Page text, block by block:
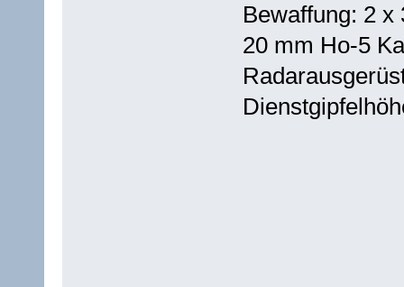
Bewaffung: 2
20 mm Ho-5